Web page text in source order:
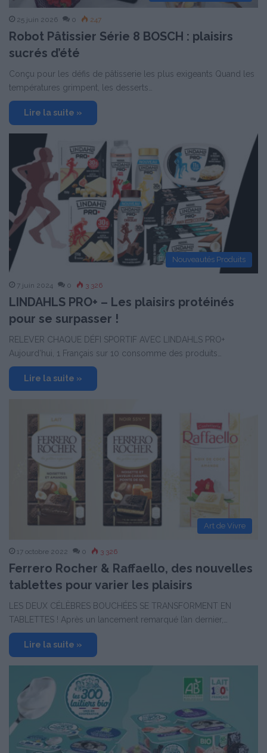
25 juin 2026 0 247
Robot Pâtissier Série 8 BOSCH : plaisirs
sucrés d’été
Conçu pour les défis de pâtisserie les plus exigeants Quand les
températures grimpent, les desserts…
Lire la suite »
Nouveautés Produits
7 juin 2024 0 3 326
LINDAHLS PRO+ – Les plaisirs protéinés
pour se surpasser !
RELEVER CHAQUE DÉFI SPORTIF AVEC LINDAHLS PRO+
Aujourd’hui, 1 Français sur 10 consomme des produits…
Lire la suite »
Art de Vivre
17 octobre 2022 0 3 326
Ferrero Rocher & Raffaello, des nouvelles
tablettes pour varier les plaisirs
LES DEUX CÉLÈBRES BOUCHÉES SE TRANSFORMENT EN
TABLETTES ! Après un lancement remarqué l’an dernier,…
Lire la suite »